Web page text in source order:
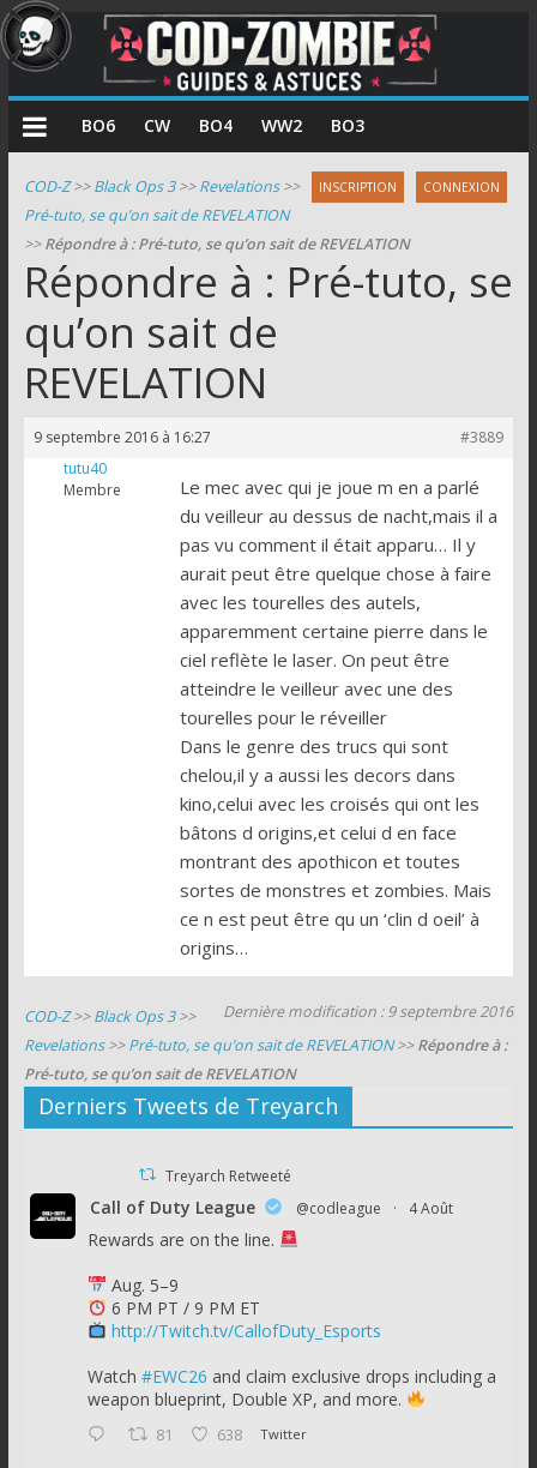
COD
Zombie
Guides
et
astuces
le
mode
zombie
de
BO6 CW BO4 WW2 BO3
INSCRIPTION CONNEXION
COD-Z>>Black Ops 3>>Revelations>>
Pré-tuto, se qu’on sait de REVELATION
>>Répondre à : Pré-tuto, se qu’on sait de REVELATION
Répondre à : Pré-tuto, se
qu’on sait de
REVELATION
9 septembre 2016 à 16:27
#3889
tutu40
Membre
Le mec avec qui je joue m en a parlé
du veilleur au dessus de nacht,mais il a
pas vu comment il était apparu… Il y
aurait peut être quelque chose à faire
avec les tourelles des autels,
apparemment certaine pierre dans le
ciel reflète le laser. On peut être
atteindre le veilleur avec une des
tourelles pour le réveiller
Dans le genre des trucs qui sont
chelou,il y a aussi les decors dans
kino,celui avec les croisés qui ont les
bâtons d origins,et celui d en face
montrant des apothicon et toutes
sortes de monstres et zombies. Mais
ce n est peut être qu un ‘clin d oeil’ à
origins…
Dernière modification : 9 septembre 2016
COD-Z>>Black Ops 3>>
Revelations>>Pré-tuto, se qu’on sait de REVELATION>>Répondre à :
Pré-tuto, se qu’on sait de REVELATION
Derniers Tweets de Treyarch
Treyarch Retweeté
Call of Duty League @codleague · 4 Août
Rewards are on the line.
Aug. 5–9
6 PM PT / 9 PM ET
http://Twitch.tv/CallofDuty_Esports
Watch #EWC26 and claim exclusive drops including a
weapon blueprint, Double XP, and more.
81 638 Twitter